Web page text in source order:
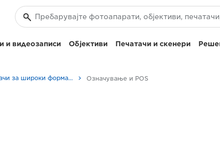
и видеозаписи Објективи Печатачи и скенери
Печатачи за широки формати Означување и POS